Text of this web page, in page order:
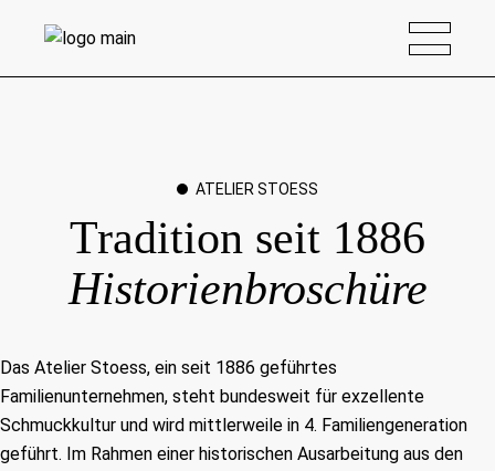
ATELIER STOESS
Tradition seit 1886
Historienbroschüre
Das Atelier Stoess, ein seit 1886 geführtes
Familienunternehmen, steht bundesweit für exzellente
Schmuckkultur und wird mittlerweile in 4. Familiengeneration
geführt. Im Rahmen einer historischen Ausarbeitung aus den